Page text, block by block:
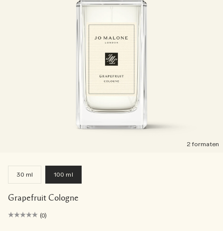
2 formaten
30 ml 100 ml
Grapefruit Cologne
(0)